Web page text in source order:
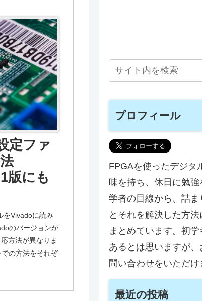
定ファ
版にも
をVivadoに読み
のバージョンが
方法が異なりま
の方法をそれぞ
プロフィール
FPGAを使ったデジタ
味を持ち、休日に勉
学者の目線から、詰ま
とそれを解決した方
まとめています。初
あるとは思いますが
問い合わせをいただけ
最近の投稿